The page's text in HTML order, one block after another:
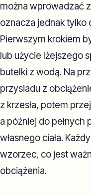
można wprowadzać
oznacza jednak tylko
Pierwszym krokiem
lub użycie lżejszego
butelki z wodą. Na
przysiadu z
z krzesła, potem
a później do pełnych
własnego ciała.
wzorzec, co jest
obciążenia.